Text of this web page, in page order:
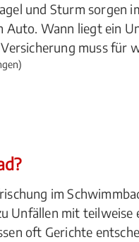
und Sturm sorgen
Auto. Wann liegt ein
muss für
im
Unfällen mit teilweise
oft Gerichte